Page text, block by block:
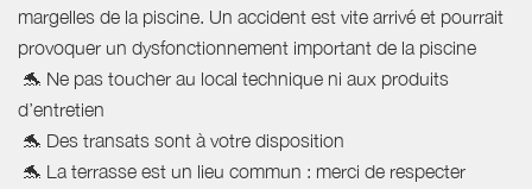
margelles de la piscine. Un accident est vite arrivé et pourrait
provoquer un dysfonctionnement important de la piscine
🐬 Ne pas toucher au local technique ni aux produits
d’entretien
🐬 Des transats sont à votre disposition
🐬 La terrasse est un lieu commun : merci de respecter